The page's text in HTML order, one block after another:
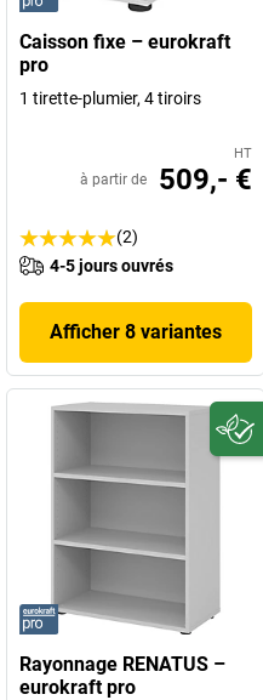
Caisson fixe – eurokraft
pro
1 tirette-plumier, 4 tiroirs
HT
à partir de 509,- €
(2)
4-5 jours ouvrés
Afficher 8 variantes
Rayonnage RENATUS –
eurokraft pro